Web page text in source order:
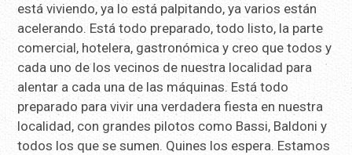
está viviendo, ya lo está palpitando, ya varios están
acelerando. Está todo preparado, todo listo, la parte
comercial, hotelera, gastronómica y creo que todos y
cada uno de los vecinos de nuestra localidad para
alentar a cada una de las máquinas. Está todo
preparado para vivir una verdadera fiesta en nuestra
localidad, con grandes pilotos como Bassi, Baldoni y
todos los que se sumen. Quines los espera. Estamos